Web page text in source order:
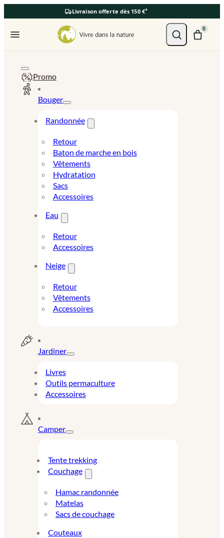
Livraison offerte dès 150 €*
Ouvrir le menu 0
Promo
Bouger
Randonnée
Retour
Baton de marche en bois
Vêtements
Hydratation
Sacs
Accessoires
Eau
Retour
Accessoires
Neige
Retour
Vêtements
Accessoires
Jardiner
Livres
Outils permaculture
Accessoires
Camper
Tente trekking
Couchage
Hamac randonnée
Matelas
Sacs de couchage
Couteaux